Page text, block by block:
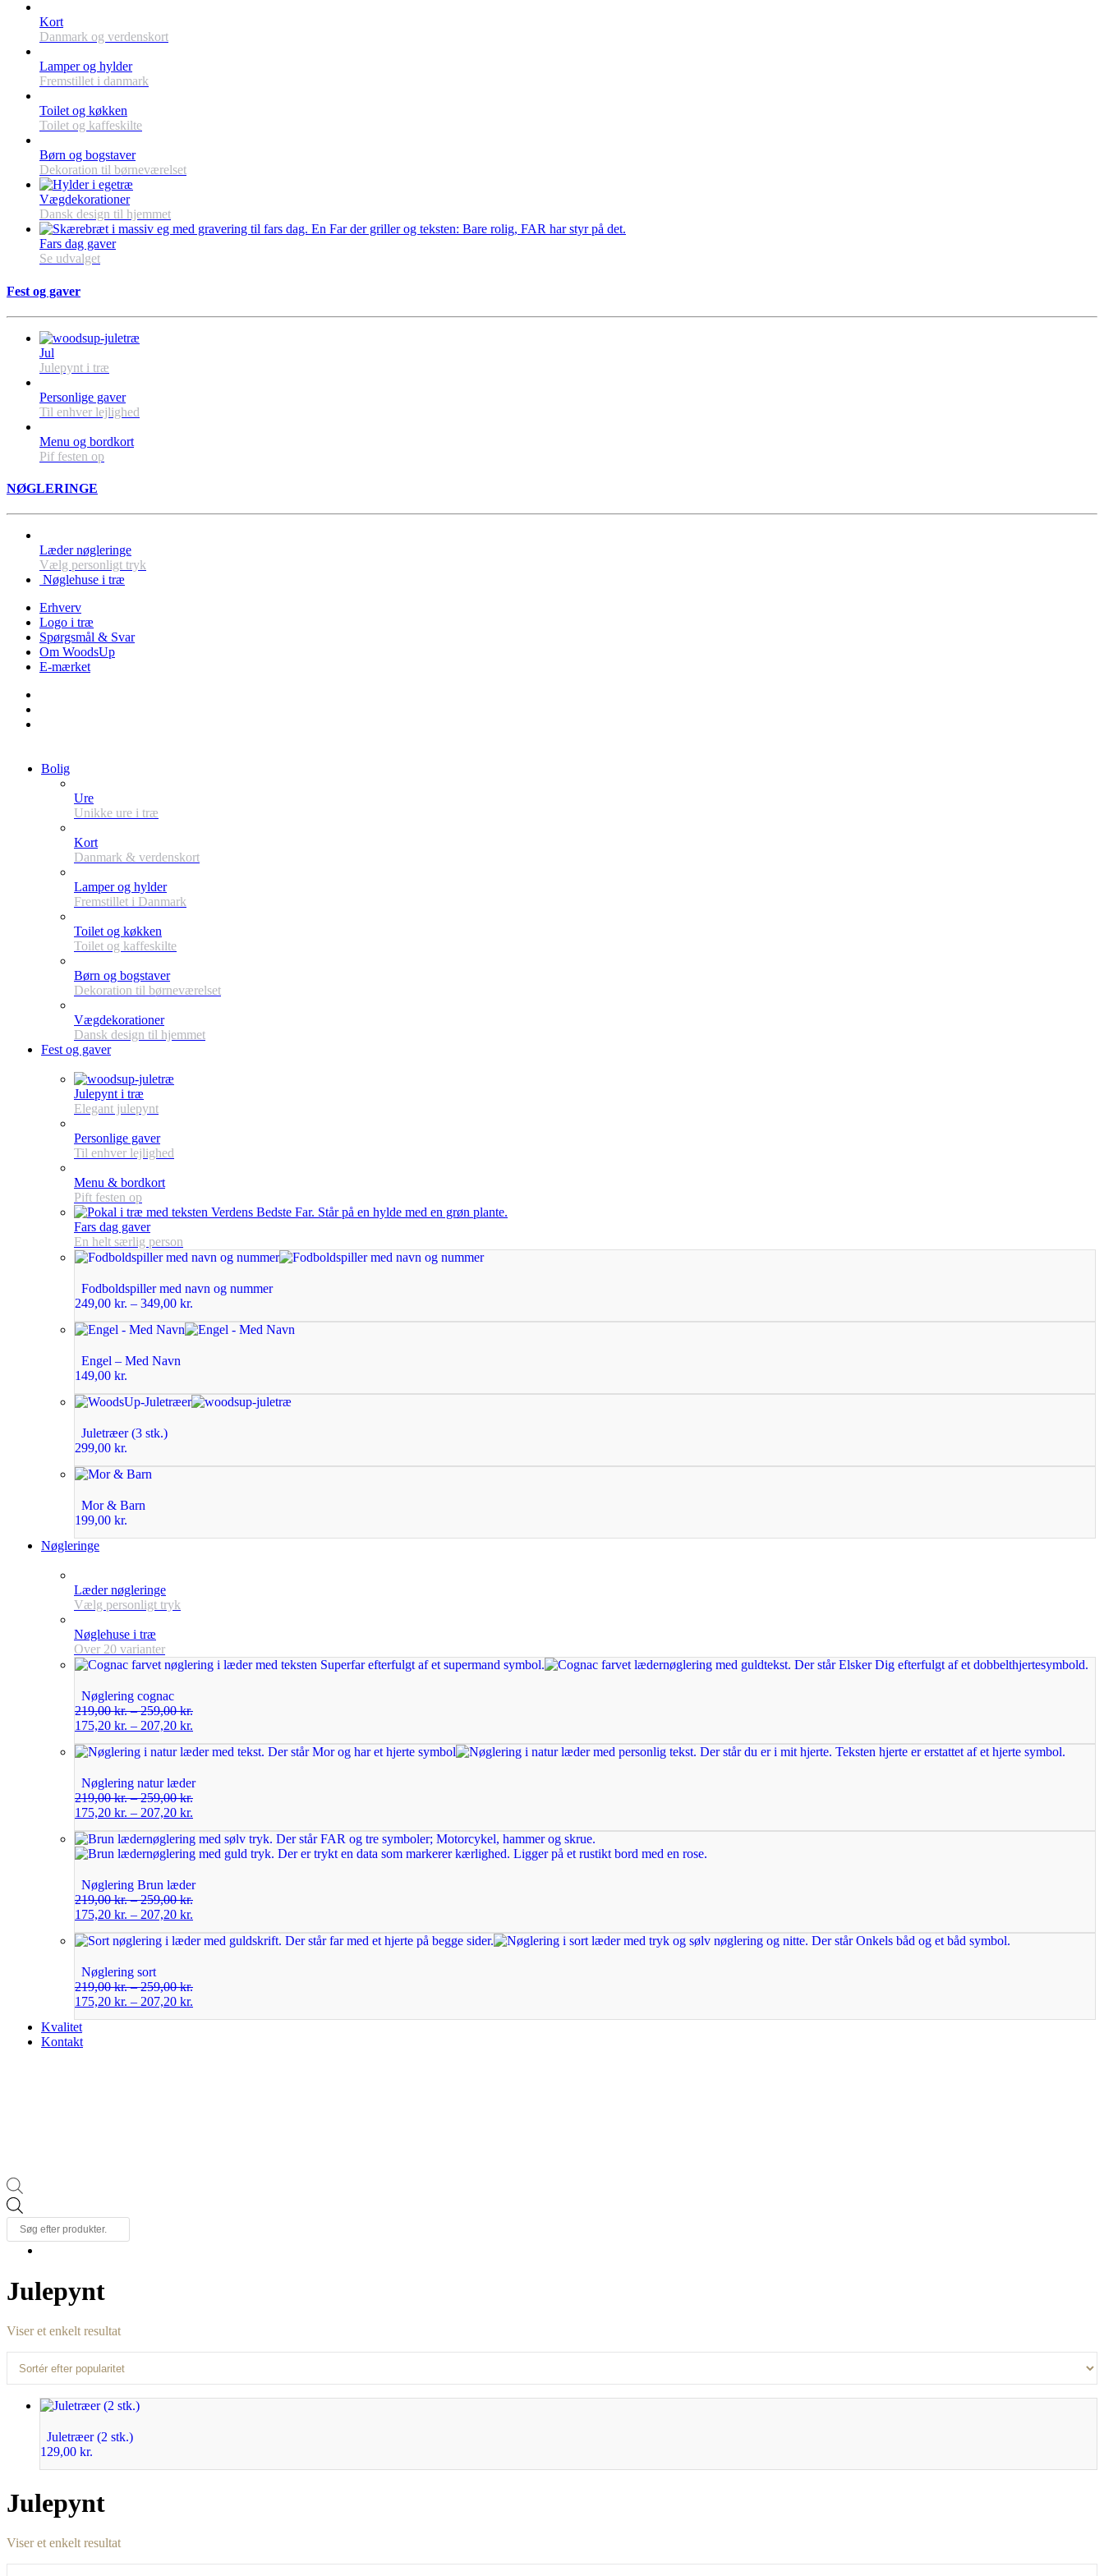
Kort
Danmark og verdenskort
Lamper og hylder
Fremstillet i danmark
Toilet og køkken
Toilet og kaffeskilte
Børn og bogstaver
Dekoration til børneværelset
Vægdekorationer
Dansk design til hjemmet
Fars dag gaver
Se udvalget
Fest og gaver
Jul
Julepynt i træ
Personlige gaver
Til enhver lejlighed
Menu og bordkort
Pif festen op
NØGLERINGE
Læder nøgleringe
Vælg personligt tryk
Nøglehuse i træ
Erhverv
Logo i træ
Spørgsmål & Svar
Om WoodsUp
E-mærket
Bolig
Ure
Unikke ure i træ
Kort
Danmark & verdenskort
Lamper og hylder
Fremstillet i Danmark
Toilet og køkken
Toilet og kaffeskilte
Børn og bogstaver
Dekoration til børneværelset
Vægdekorationer
Dansk design til hjemmet
Fest og gaver
Julepynt i træ
Elegant julepynt
Personlige gaver
Til enhver lejlighed
Menu & bordkort
Pift festen op
Fars dag gaver
En helt særlig person
Fodboldspiller med navn og nummer
249,00 kr. – 349,00 kr.
Engel – Med Navn
149,00 kr.
Juletræer (3 stk.)
299,00 kr.
Mor & Barn
199,00 kr.
Nøgleringe
Læder nøgleringe
Vælg personligt tryk
Nøglehuse i træ
Over 20 varianter
Nøglering cognac
219,00kr.–259,00kr.
175,20 kr. – 207,20 kr.
Nøglering natur læder
219,00kr.–259,00kr.
175,20 kr. – 207,20 kr.
Nøglering Brun læder
219,00kr.–259,00kr.
175,20 kr. – 207,20 kr.
Nøglering sort
219,00kr.–259,00kr.
175,20 kr. – 207,20 kr.
Kvalitet
Kontakt
search
Julepynt
Viser et enkelt resultat
Juletræer (2 stk.)
129,00 kr.
Julepynt
Viser et enkelt resultat